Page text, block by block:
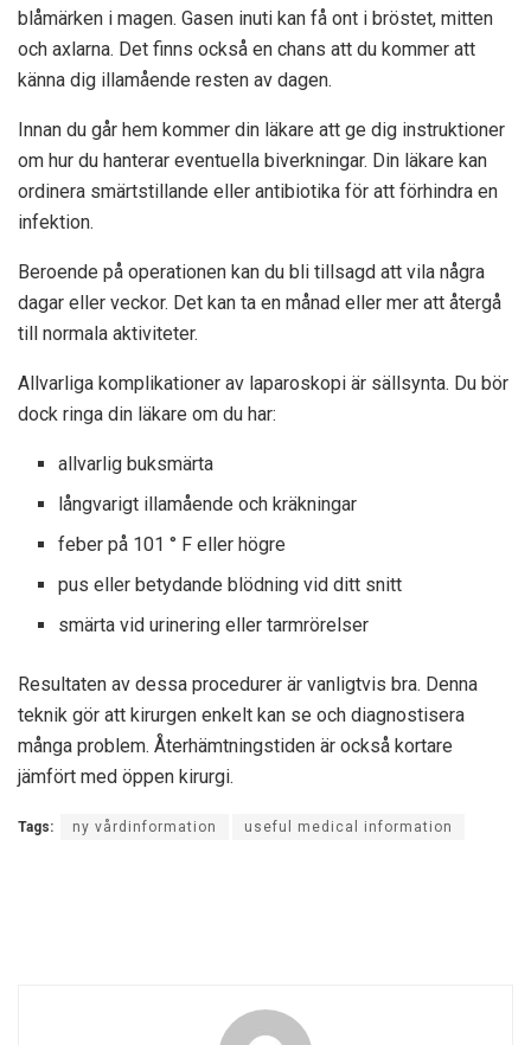
blåmärken i magen. Gasen inuti kan få ont i bröstet, mitten
och axlarna. Det finns också en chans att du kommer att
känna dig illamående resten av dagen.
Innan du går hem kommer din läkare att ge dig instruktioner
om hur du hanterar eventuella biverkningar. Din läkare kan
ordinera smärtstillande eller antibiotika för att förhindra en
infektion.
Beroende på operationen kan du bli tillsagd att vila några
dagar eller veckor. Det kan ta en månad eller mer att återgå
till normala aktiviteter.
Allvarliga komplikationer av laparoskopi är sällsynta. Du bör
dock ringa din läkare om du har:
allvarlig buksmärta
långvarigt illamående och kräkningar
feber på 101 ° F eller högre
pus eller betydande blödning vid ditt snitt
smärta vid urinering eller tarmrörelser
Resultaten av dessa procedurer är vanligtvis bra. Denna
teknik gör att kirurgen enkelt kan se och diagnostisera
många problem. Återhämtningstiden är också kortare
jämfört med öppen kirurgi.
Tags: ny vårdinformation useful medical information